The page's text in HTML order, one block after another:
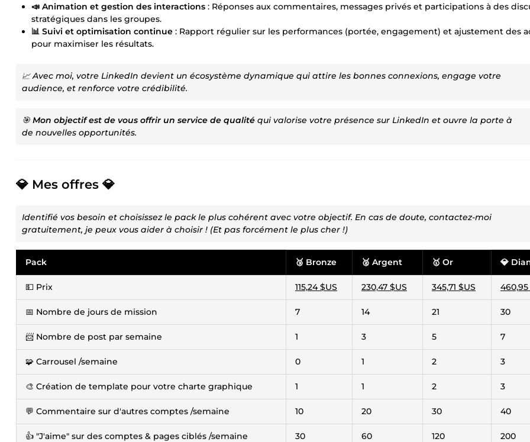
📣 Animation et gestion des interactions : Réponses aux commentaires, messages privés et participations à des
stratégiques dans les groupes.
📊 Suivi et optimisation continue : Rapport régulier sur les performances (portée, engagement) et ajustement des
pour maximiser les résultats.
📈 Avec moi, votre LinkedIn devient un écosystème dynamique qui attire les bonnes connexions, engage votre
audience, et renforce votre crédibilité.
🎯 Mon objectif est de vous offrir un service de qualité qui valorise votre présence sur LinkedIn et ouvre la porte à
de nouvelles opportunités.
💎 Mes offres 💎
Identifié vos besoin et choisissez le pack le plus cohérent avec votre objectif. En cas de doute, contactez-moi
gratuitement, je peux vous aider à choisir ! (Et pas forcément le plus cher !)
Pack 🥉 Bronze 🥈 Argent 🥇 Or 💎
💵 Prix 115,24 $US 230,47 $US 345,71 $US 460,95
📅 Nombre de jours de mission 7 14 21 30
📨 Nombre de post par semaine 1 3 5 7
🧩 Carrousel /semaine 0 1 2 3
🎨 Création de template pour votre charte graphique 1 1 2 3
💬 Commentaire sur d'autres comptes /semaine 10 20 30 40
👍 "J'aime" sur des comptes & pages ciblés /semaine 30 60 120 200